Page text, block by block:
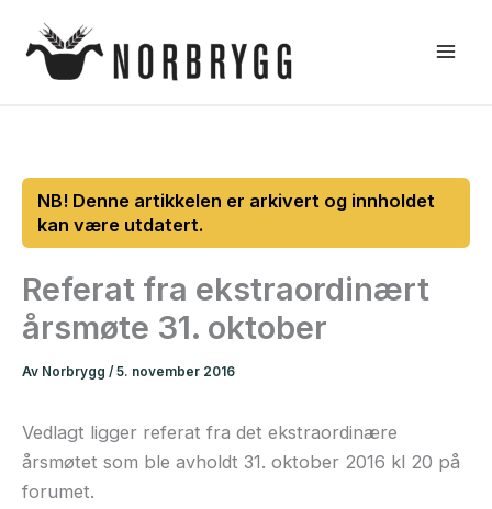
rett
Referat fra ekstraordinært
årsmøte 31. oktober
Av Norbrygg / 5. november 2016
Vedlagt ligger referat fra det ekstraordinære
årsmøtet som ble avholdt 31. oktober 2016 kl 20 på
forumet.